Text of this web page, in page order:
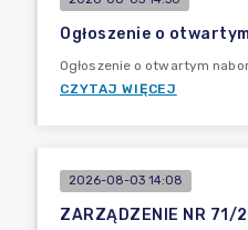
Ogłoszenie o
Ogłoszenie o otwartym
CZYTAJ WIĘCEJ
2026-08-03 14:08
ZARZĄDZENIE NR